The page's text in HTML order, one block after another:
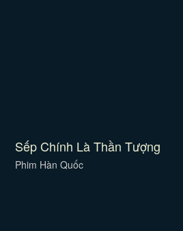
Sếp Chính Là Thần Tượng
Phim Hàn Quốc